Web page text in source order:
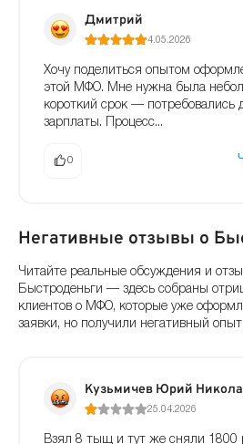
Дмитрий
4.05.2026
Хочу поделиться опытом
этой МФО. Мне нужна была
короткий срок — потребовались
зарплаты. Процесс...
0
Негативные отзывы о
Читайте реальные обсуждения и
Быстроденьги — здесь собраны
клиентов о МФО, которые уже
заявки, но получили негативный
Кузьмичев Юрий
25.04.2026
Взял 8 тыщ и тут же сняли 1800